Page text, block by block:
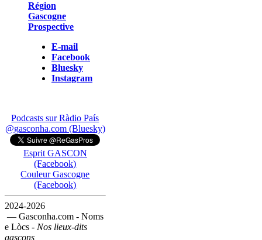
Région
Gascogne
Prospective
E-mail
Facebook
Bluesky
Instagram
Podcasts sur Ràdio País
@gasconha.com (Bluesky)
Esprit GASCON
(Facebook)
Couleur Gascogne
(Facebook)
2024-2026
— Gasconha.com - Noms
e Lòcs - Nos lieux-dits
gascons